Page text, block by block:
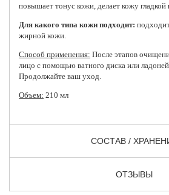
повышает тонус кожи, делает кожу
Для какого типа кожи подходит:
жирной кожи.
Способ применения: После этапов
лицо с помощью ватного диска или
Продолжайте ваш уход.
Объем: 210 мл
СОСТАВ /
ОТЗЫВЫ